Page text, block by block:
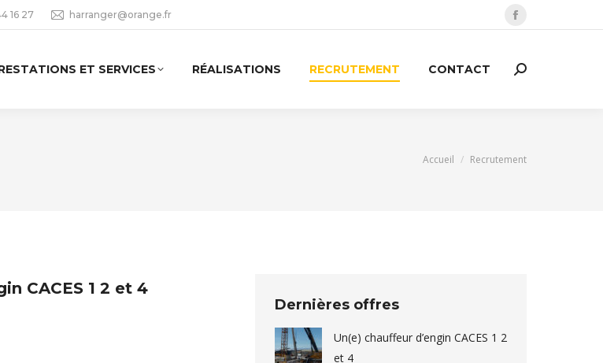
16 27 harranger@orange.fr
Facebook
opens
ET SERVICES RÉALISATIONS RECRUTEMENT CONTACT
Recherche
Vous êtes ici :
Accueil Recrutement
CACES 1 2 et 4
Dernières offres
Un(e) chauffeur d’engin CACES 1 2
et 4